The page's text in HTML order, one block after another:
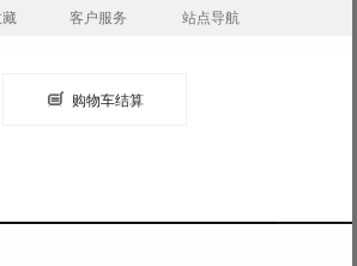
客户服务 站点导航
购物车结算